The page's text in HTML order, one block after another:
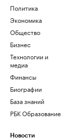
Политика
Экономика
Общество
Бизнес
Технологии и
медиа
Финансы
Биографии
База знаний
РБК Образование
Новости